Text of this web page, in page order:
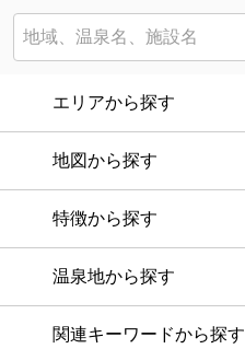
エリアから探す
地図から探す
特徴から探す
温泉地から探す
関連キーワードから探す